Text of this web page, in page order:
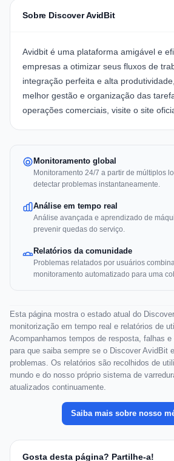
Sobre Discover AvidBit
Avidbit é uma plataforma amigável e
empresas a otimizar seus fluxos de
integração perfeita e alta
melhor gestão e organização das
operações comerciais, visite o site
Monitoramento global
Monitoramento 24/7 a partir de múltiplos
detectar problemas instantaneamente.
Análise em tempo real
Análise avançada e aprendizado de
prevenir quedas do serviço.
Relatórios da comunidade
Problemas relatados por usuários
monitoramento automatizado para uma
Esta página mostra o estado atual do
monitorização em tempo real e relatórios de
Acompanhamos tempos de resposta, falhas e
para que saiba sempre se o Discover AvidBit
problemas. Os relatórios são recolhidos de
mundo e do nosso próprio sistema de
atualizados continuamente.
Saiba mais sobre nosso
Gosta desta página? Partilhe-a!